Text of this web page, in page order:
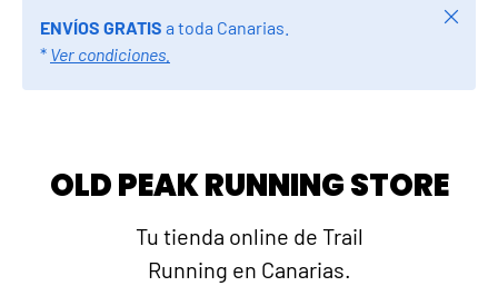
ENVÍOS GRATIS a toda Canarias.
* Ver condiciones.
Cerrar
OLD PEAK RUNNING STORE
Tu tienda online de Trail
Running en Canarias.